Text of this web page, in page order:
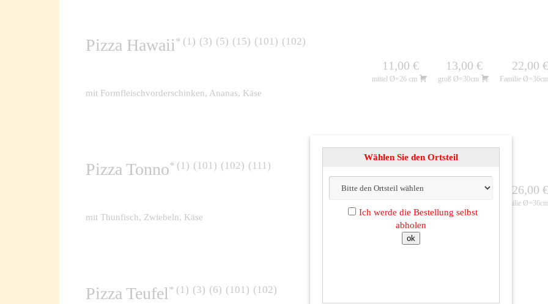
Pizza Hawaii 1 3 5 15 101 102
11,00 €
mittel Ø=26 cm
13,00 €
groß Ø=30cm
22,00 €
Familie Ø=36cm
mit Formfleischvorderschinken, Ananas, Käse
Pizza Tonno 1 101 102 111
13,00 € 26,00 €
Familie Ø=36cm
mit Thunfisch, Zwiebeln, Käse
Pizza Teufel 1 3 6 101 102
Wählen Sie den Ortsteil
Ich werde die Bestellung selbst
abholen